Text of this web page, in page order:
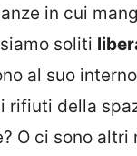
in cui
soliti
al suo
rifiuti della
O ci sono altri